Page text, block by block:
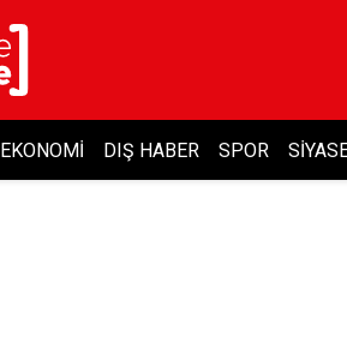
EKONOMI DIŞ HABER SPOR